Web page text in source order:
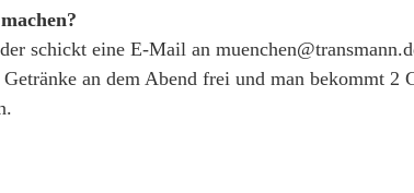
schickt eine E-Mail an
an dem Abend frei und man bekommt 2